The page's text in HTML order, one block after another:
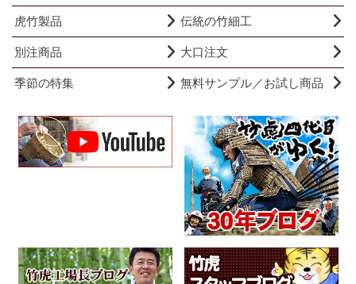
虎竹製品 伝統の竹細工
別注商品 大口注文
季節の特集 無料サンプル／お試し商品